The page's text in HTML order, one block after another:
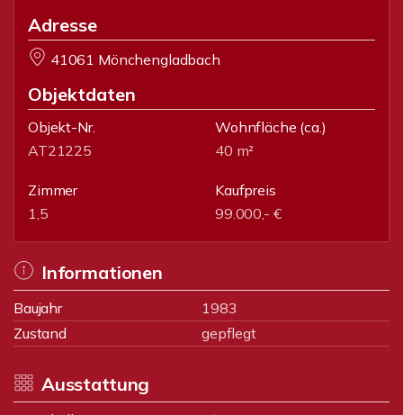
Adresse
41061 Mönchengladbach
Objektdaten
Objekt-Nr.
AT21225
Wohnfläche (ca.)
40 m²
Zimmer
1,5
Kaufpreis
99.000,- €
Informationen
Baujahr
1983
Zustand
gepflegt
Ausstattung